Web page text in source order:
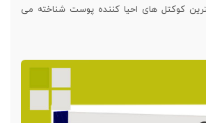
کوکتل های احیا کننده پوست شناخته می